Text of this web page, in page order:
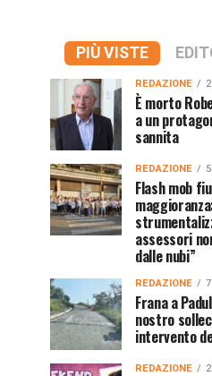
PIÙ VISTE
REDAZIONE
È morto
a un
sannita
REDAZIONE
Flash mob
assessori
dalle nubi”
REDAZIONE
Frana a
nostro
intervento
REDAZIONE